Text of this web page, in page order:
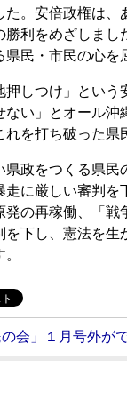
た。安倍政権は、
勝利をめざしまし
県民・市民の心を
しつけ」という
ない」とオール沖
れを打ち破った県
政をつくる県民
走に厳しい審判を
発の再稼働、「戦
を下し、憲法を生
会」１月号外が